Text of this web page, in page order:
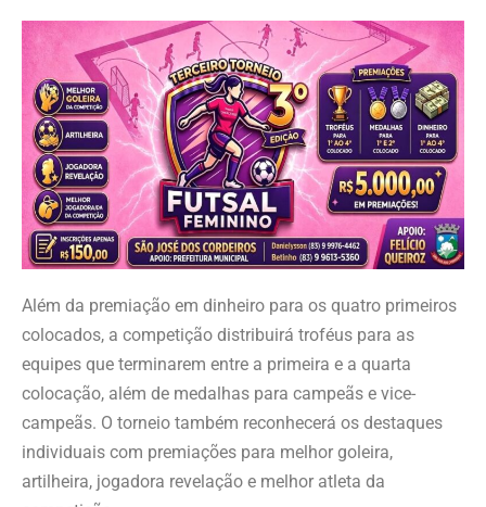
Além da premiação em dinheiro para os quatro primeiros
colocados, a competição distribuirá troféus para as
equipes que terminarem entre a primeira e a quarta
colocação, além de medalhas para campeãs e vice-
campeãs. O torneio também reconhecerá os destaques
individuais com premiações para melhor goleira,
artilheira, jogadora revelação e melhor atleta da